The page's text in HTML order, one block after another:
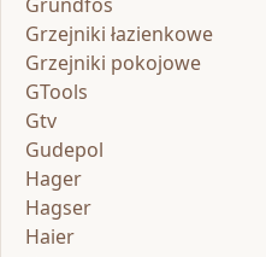
Grzejniki łazienkowe
Grzejniki pokojowe
GTools
Gtv
Gudepol
Hager
Hagser
Haier